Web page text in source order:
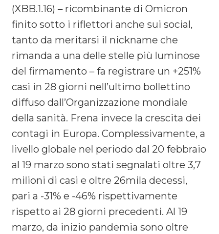
(XBB.1.16) – ricombinante di Omicron
finito sotto i riflettori anche sui social,
tanto da meritarsi il nickname che
rimanda a una delle stelle più luminose
del firmamento – fa registrare un +251%
casi in 28 giorni nell’ultimo bollettino
diffuso dall’Organizzazione mondiale
della sanità. Frena invece la crescita dei
contagi in Europa. Complessivamente, a
livello globale nel periodo dal 20 febbraio
al 19 marzo sono stati segnalati oltre 3,7
milioni di casi e oltre 26mila decessi,
pari a -31% e -46% rispettivamente
rispetto ai 28 giorni precedenti. Al 19
marzo, da inizio pandemia sono oltre